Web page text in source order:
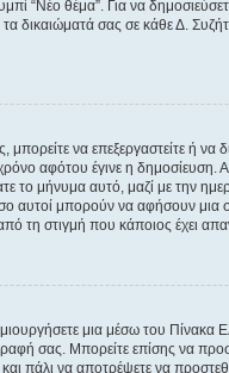
“Νέο θέμα”. Για να
δικαιώματά σας σε κάθε Δ.
μπορείτε να επεξεργαστείτε ή
αφότου έγινε η
το μήνυμα αυτό, μαζί με την
αυτοί μπορούν να αφήσουν
τη στιγμή που κάποιος έχει
μια μέσω του Πίνακα
σας. Μπορείτε επίσης να
πάλι να αποτρέψετε να